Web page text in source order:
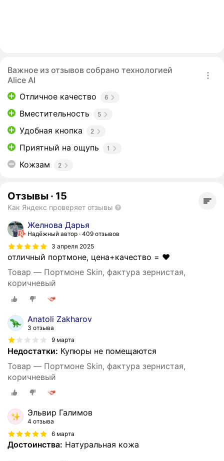
Важное из отзывов собрано технологией
Alice AI
Отличное качество
6
Вместительность 5
Удобная кнопка 2
Приятный на ощупь 1
Кожзам 2
Отзывы · 15
Как Яндекс проверяет отзывы
Желнова Дарья
Надёжный автор 409 отзывов
3 апреля 2025
отличный портмоне, цена+качество = ❤️
Товар — Портмоне Skin, фактура зернистая,
коричневый
Anatoli Zakharov
3 отзыва
9 марта
Недостатки: Купюры не помещаются
Товар — Портмоне Skin, фактура зернистая,
коричневый
Эльвир Галимов
4 отзыва
6 марта
Достоинства: Натуральная кожа